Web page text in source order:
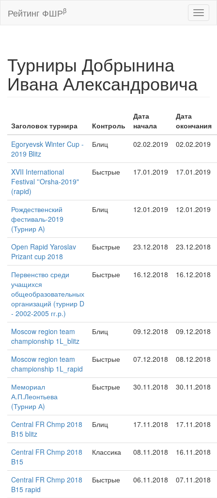
Рейтинг ФШРβ
Турниры Добрынина
Ивана Александровича
Заголовок турнира Контроль
Дата
начала
Дата
окончания
Egoryevsk Winter Cup -
2019 Blitz
Блиц 02.02.2019 02.02.2019
XVII International
Festival ''Orsha-2019"
(rapid)
Быстрые 17.01.2019 17.01.2019
Рождественский
фестиваль-2019
(Турнир А)
Блиц 12.01.2019 12.01.2019
Open Rapid Yaroslav
Prizant cup 2018
Быстрые 23.12.2018 23.12.2018
Первенство среди
учащихся
общеобразовательных
организаций (турнир D
- 2002-2005 гг.р.)
Быстрые 16.12.2018 16.12.2018
Moscow region team
championship 1L_blitz
Блиц 09.12.2018 09.12.2018
Moscow region team
championship 1L_rapid
Быстрые 07.12.2018 08.12.2018
Мемориал
А.П.Леонтьева
(Турнир А)
Быстрые 30.11.2018 30.11.2018
Central FR Chmp 2018
B15 blitz
Блиц 17.11.2018 17.11.2018
Central FR Chmp 2018
B15
Классика 08.11.2018 16.11.2018
Central FR Chmp 2018
B15 rapid
Быстрые 06.11.2018 07.11.2018